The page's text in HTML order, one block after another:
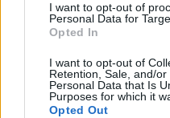
I want to opt-out of
Personal Data for
Opted In
I want to opt-out of
Retention, Sale, and/
Personal Data that Is
Purposes for which it
Opted Out